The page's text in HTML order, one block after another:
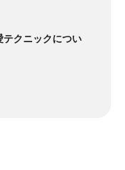
テクニックについ